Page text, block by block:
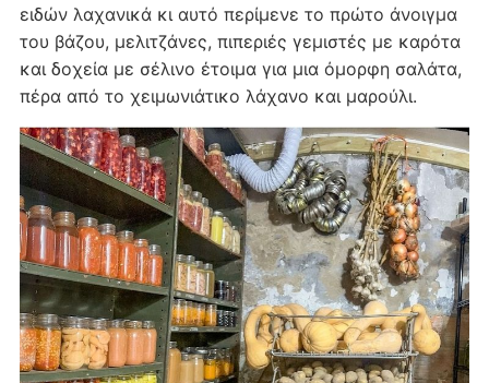
ειδών λαχανικά κι αυτό περίμενε το πρώτο άνοιγμα
του βάζου, μελιτζάνες, πιπεριές γεμιστές με καρότα
και δοχεία με σέλινο έτοιμα για μια όμορφη σαλάτα,
πέρα από το χειμωνιάτικο λάχανο και μαρούλι.